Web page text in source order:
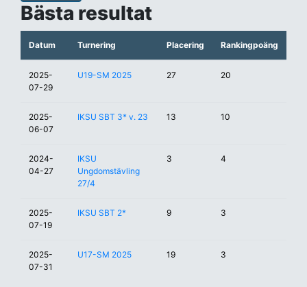
Bästa resultat
Datum Turnering Placering Rankingpoäng
2025-
07-29
U19-SM 2025 27 20
2025-
06-07
IKSU SBT 3* v. 23 13 10
2024-
04-27
IKSU
Ungdomstävling
27/4
3 4
2025-
07-19
IKSU SBT 2* 9 3
2025-
07-31
U17-SM 2025 19 3